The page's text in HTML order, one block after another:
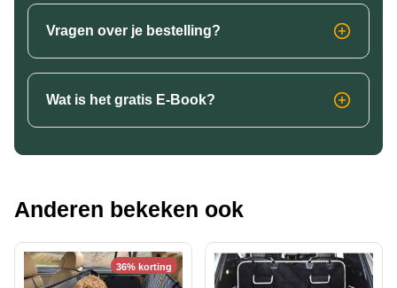
Vragen over je bestelling?
Wat is het gratis E-Book?
Anderen bekeken ook
36% korting